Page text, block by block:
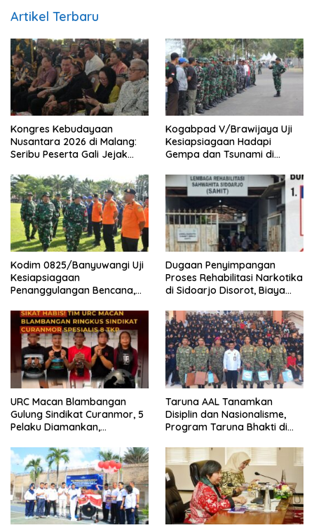
Artikel Terbaru
Kongres Kebudayaan
Nusantara 2026 di Malang:
Seribu Peserta Gali Jejak
Budaya Indonesia
Kogabpad V/Brawijaya Uji
Kesiapsiagaan Hadapi
Gempa dan Tsunami di
Kodim 0825/Banyuwangi Uji
Kesiapsiagaan
Penanggulangan Bencana,
Dugaan Penyimpangan
Proses Rehabilitasi Narkotika
di Sidoarjo Disorot, Biaya
Rekening Pribadi
URC Macan Blambangan
Gulung Sindikat Curanmor, 5
Pelaku Diamankan,
Banyuwangi
Taruna AAL Tanamkan
Disiplin dan Nasionalisme,
Program Taruna Bhakti di